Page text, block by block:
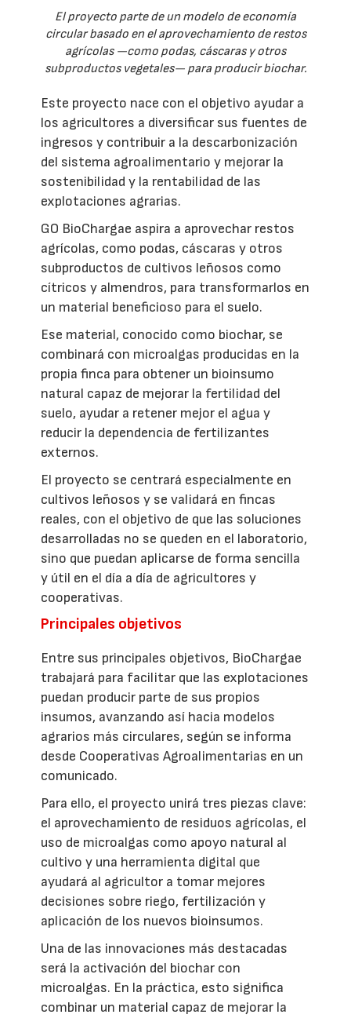
El proyecto parte de un modelo de economía
circular basado en el aprovechamiento de restos
agrícolas —como podas, cáscaras y otros
subproductos vegetales— para producir biochar.
Este proyecto nace con el objetivo ayudar a
los agricultores a diversificar sus fuentes de
ingresos y contribuir a la descarbonización
del sistema agroalimentario y mejorar la
sostenibilidad y la rentabilidad de las
explotaciones agrarias.
GO BioChargae aspira a aprovechar restos
agrícolas, como podas, cáscaras y otros
subproductos de cultivos leñosos como
cítricos y almendros, para transformarlos en
un material beneficioso para el suelo.
Ese material, conocido como biochar, se
combinará con microalgas producidas en la
propia finca para obtener un bioinsumo
natural capaz de mejorar la fertilidad del
suelo, ayudar a retener mejor el agua y
reducir la dependencia de fertilizantes
externos.
El proyecto se centrará especialmente en
cultivos leñosos y se validará en fincas
reales, con el objetivo de que las soluciones
desarrolladas no se queden en el laboratorio,
sino que puedan aplicarse de forma sencilla
y útil en el día a día de agricultores y
cooperativas.
Principales objetivos
Entre sus principales objetivos, BioChargae
trabajará para facilitar que las explotaciones
puedan producir parte de sus propios
insumos, avanzando así hacia modelos
agrarios más circulares, según se informa
desde Cooperativas Agroalimentarias en un
comunicado.
Para ello, el proyecto unirá tres piezas clave:
el aprovechamiento de residuos agrícolas, el
uso de microalgas como apoyo natural al
cultivo y una herramienta digital que
ayudará al agricultor a tomar mejores
decisiones sobre riego, fertilización y
aplicación de los nuevos bioinsumos.
Una de las innovaciones más destacadas
será la activación del biochar con
microalgas. En la práctica, esto significa
combinar un material capaz de mejorar la